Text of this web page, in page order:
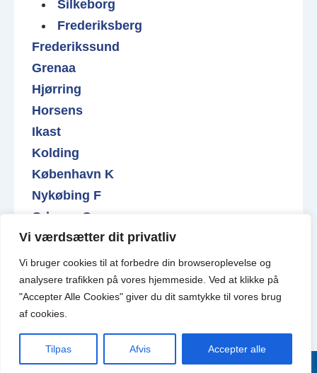
Vi værdsætter dit privatliv
Vi bruger cookies til at forbedre din browseroplevelse og
analysere trafikken på vores hjemmeside Ved at klikke på
"Accepter Alle Cookies" giver du dit samtykke til vores brug
af cookies.
Tilpas Afvis Accepter alle
Silkeborg
Frederiksberg
Frederikssund
Grenaa
Hjørring
Horsens
Ikast
Kolding
København K
Nykøbing F
Odense C
Roskilde
Varde
Valby